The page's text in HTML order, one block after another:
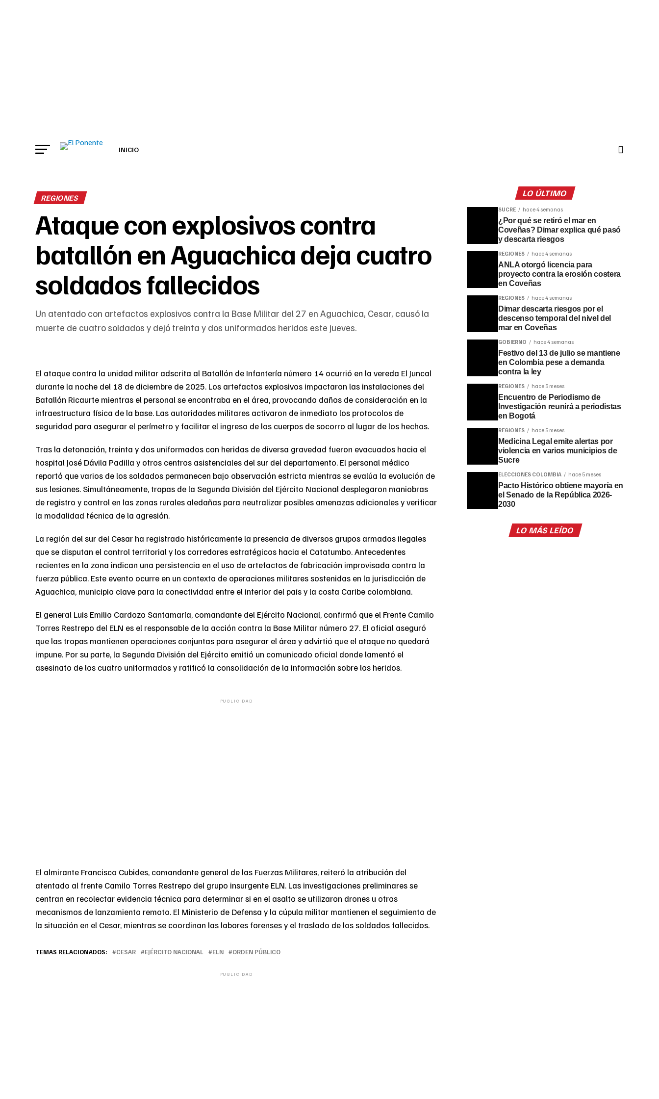
INICIO
REGIONES
Ataque con explosivos contra
batallón en Aguachica deja cuatro
soldados fallecidos
Un atentado con artefactos explosivos contra la Base Militar del 27 en Aguachica, Cesar, causó la
muerte de cuatro soldados y dejó treinta y dos uniformados heridos este jueves.
El ataque contra la unidad militar adscrita al Batallón de Infantería número 14 ocurrió en la vereda El Juncal
durante la noche del 18 de diciembre de 2025. Los artefactos explosivos impactaron las instalaciones del
Batallón Ricaurte mientras el personal se encontraba en el área, provocando daños de consideración en la
infraestructura física de la base. Las autoridades militares activaron de inmediato los protocolos de
seguridad para asegurar el perímetro y facilitar el ingreso de los cuerpos de socorro al lugar de los hechos.
Tras la detonación, treinta y dos uniformados con heridas de diversa gravedad fueron evacuados hacia el
hospital José Dávila Padilla y otros centros asistenciales del sur del departamento. El personal médico
reportó que varios de los soldados permanecen bajo observación estricta mientras se evalúa la evolución de
sus lesiones. Simultáneamente, tropas de la Segunda División del Ejército Nacional desplegaron maniobras
de registro y control en las zonas rurales aledañas para neutralizar posibles amenazas adicionales y verificar
la modalidad técnica de la agresión.
La región del sur del Cesar ha registrado históricamente la presencia de diversos grupos armados ilegales
que se disputan el control territorial y los corredores estratégicos hacia el Catatumbo. Antecedentes
recientes en la zona indican una persistencia en el uso de artefactos de fabricación improvisada contra la
fuerza pública. Este evento ocurre en un contexto de operaciones militares sostenidas en la jurisdicción de
Aguachica, municipio clave para la conectividad entre el interior del país y la costa Caribe colombiana.
El general Luis Emilio Cardozo Santamaría, comandante del Ejército Nacional, confirmó que el Frente Camilo
Torres Restrepo del ELN es el responsable de la acción contra la Base Militar número 27. El oficial aseguró
que las tropas mantienen operaciones conjuntas para asegurar el área y advirtió que el ataque no quedará
impune. Por su parte, la Segunda División del Ejército emitió un comunicado oficial donde lamentó el
asesinato de los cuatro uniformados y ratificó la consolidación de la información sobre los heridos.
PUBLICIDAD
El almirante Francisco Cubides, comandante general de las Fuerzas Militares, reiteró la atribución del
atentado al frente Camilo Torres Restrepo del grupo insurgente ELN. Las investigaciones preliminares se
centran en recolectar evidencia técnica para determinar si en el asalto se utilizaron drones u otros
mecanismos de lanzamiento remoto. El Ministerio de Defensa y la cúpula militar mantienen el seguimiento de
la situación en el Cesar, mientras se coordinan las labores forenses y el traslado de los soldados fallecidos.
TEMAS RELACIONADOS: CESAR EJÉRCITO NACIONAL ELN ORDEN PÚBLICO
PUBLICIDAD
LO ÚLTIMO
SUCRE hace 4 semanas
¿Por qué se retiró el mar en
Coveñas? Dimar explica qué pasó
y descarta riesgos
REGIONES hace 4 semanas
ANLA otorgó licencia para
proyecto contra la erosión costera
en Coveñas
REGIONES hace 4 semanas
Dimar descarta riesgos por el
descenso temporal del nivel del
mar en Coveñas
GOBIERNO hace 4 semanas
Festivo del 13 de julio se mantiene
en Colombia pese a demanda
contra la ley
REGIONES hace 5 meses
Encuentro de Periodismo de
Investigación reunirá a periodistas
en Bogotá
REGIONES hace 5 meses
Medicina Legal emite alertas por
violencia en varios municipios de
Sucre
ELECCIONES COLOMBIA hace 5 meses
Pacto Histórico obtiene mayoría en
el Senado de la República 2026-
2030
LO MÁS LEÍDO